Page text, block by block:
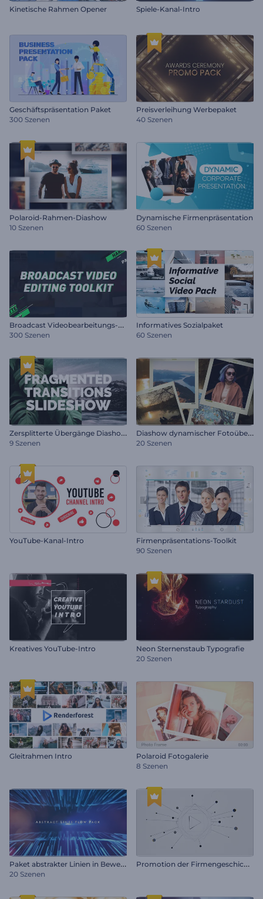
Kinetische Rahmen Opener Spiele-Kanal-Intro
Geschäftspräsentation Paket
300 Szenen
Preisverleihung Werbepaket
40 Szenen
Polaroid-Rahmen-Diashow
10 Szenen
Dynamische Firmenpräsentation
60 Szenen
B
roadcast Videobearbeitungs-Toolkit
300 Szenen
Informatives Sozialpaket
60 Szenen
Z
ersplitterte Übergänge Diashow
9 Szenen
D
iashow dynamischer Fotoübergänge
20 Szenen
YouTube-Kanal-Intro
Firmenpräsentations-Toolkit
90 Szenen
Kreatives YouTube-Intro
Neon Sternenstaub Typografie
20 Szenen
Gleitrahmen Intro
Polaroid Fotogalerie
8 Szenen
P
aket abstrakter Linien in Bewegung
20 Szenen
P
romotion der Firmengeschichte